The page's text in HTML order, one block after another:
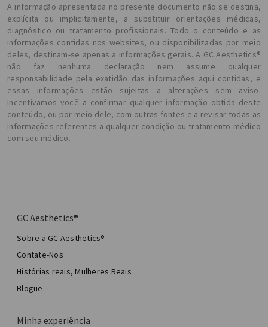
A informação apresentada no presente documento não se destina,
explícita ou implicitamente, a substituir orientações médicas,
diagnóstico ou tratamento profissionais. Todo o conteúdo e as
informações contidas nos websites, ou disponibilizadas por meio
deles, destinam-se apenas a informações gerais. A GC Aesthetics®
não faz nenhuma declaração nem assume qualquer
responsabilidade pela exatidão das informações aqui contidas, e
essas informações estão sujeitas a alterações sem aviso.
Incentivamos você a confirmar qualquer informação obtida deste
conteúdo, ou por meio dele, com outras fontes e a revisar todas as
informações referentes a qualquer condição ou tratamento médico
com seu médico.
GC Aesthetics®
Sobre a GC Aesthetics®
Contate-Nos
Histórias reais, Mulheres Reais
Blogue
Minha experiência